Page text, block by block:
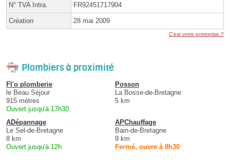
N° TVA Intra. FR92451717904
Création 28 mai 2009
C'est votre entreprise ?
Plombiers à proximité
Fl'o plomberie
le Beau Séjour
915 mètres
Ouvert jusqu'à 17h30
Posson
La Bosse-de-Bretagne
5 km
ADépannage
Le Sel-de-Bretagne
8 km
Ouvert jusqu'à 12h
APChauffage
Bain-de-Bretagne
9 km
Fermé, ouvre à 8h30